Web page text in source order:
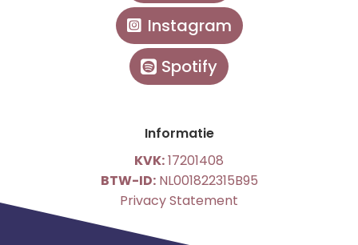
Instagram
Spotify
Informatie
KVK:17201408
BTW-ID:NL001822315B95
Privacy Statement